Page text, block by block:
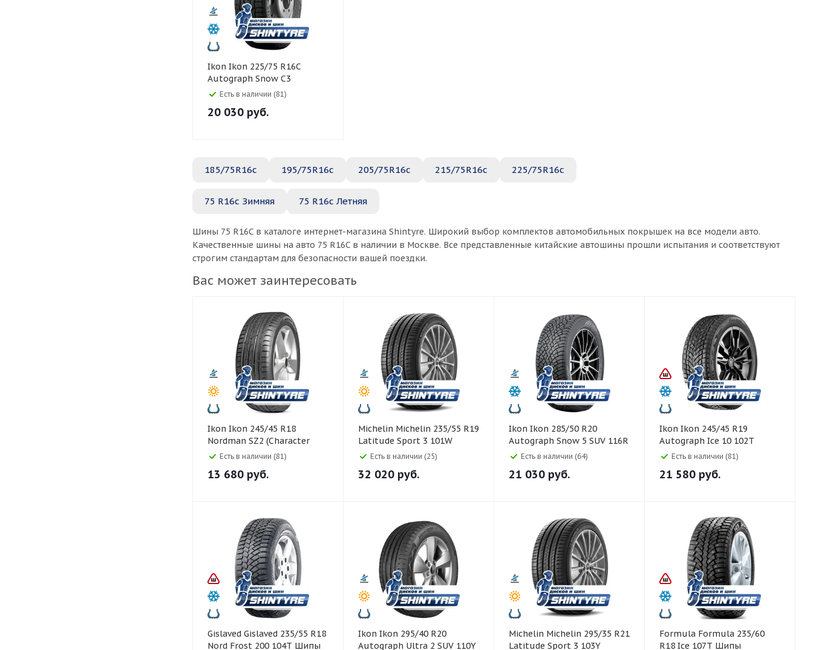
Ikon Ikon 225/75 R16C
Autograph Snow C3
121/120R
Есть в наличии (81)
20 030 руб.
185/75R16c 195/75R16c 205/75R16c 215/75R16c 225/75R16c
75 R16c Зимняя 75 R16c Летняя
Шины 75 R16C в каталоге интернет-магазина Shintyre. Широкий выбор комплектов автомобильных покрышек на все модели авто.
Качественные шины на авто 75 R16C в наличии в Москве. Все представленные китайские автошины прошли испытания и соответствуют
строгим стандартам для безопасности вашей поездки.
Вас может заинтересовать
Ikon Ikon 245/45 R18
Nordman SZ2 (Character
Ultra) 100W
Есть в наличии (81)
13 680 руб.
Michelin Michelin 235/55 R19
Latitude Sport 3 101W
Есть в наличии (25)
32 020 руб.
Ikon Ikon 285/50 R20
Autograph Snow 5 SUV 116R
Есть в наличии (64)
21 030 руб.
Ikon Ikon 245/45 R19
Autograph Ice 10 102T
Шипы
Есть в наличии (81)
21 580 руб.
Gislaved Gislaved 235/55 R18
Nord Frost 200 104T Шипы
Ikon Ikon 295/40 R20
Autograph Ultra 2 SUV 110Y
Michelin Michelin 295/35 R21
Latitude Sport 3 103Y
Formula Formula 235/60
R18 Ice 107T Шипы